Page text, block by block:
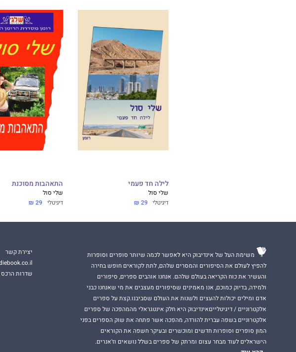
לילה חד פעמי
שלי סול
דיגיטלי 29 ₪
התאהבות מסוכנת
שלי סול
דיגיטלי 29 ₪
משימת העל של אינדיבוק היא לאפשר לכמה שיותר סופרים וסופרות
להפיץ לעולם את הסיפורים והמסרים שלהם, לתת לקוראים חופש בחירה
והעשיר את כוח הקריאה בעולם שלהם. אנחנו אוהבים ספרים, סיפורים
ולמידה, בדיוק כמוכם, אנו מאמינים שסיפורים מעצבים את מי שאנחנו כבני
אדם ומילים יכולות להעצים ולשנות את העולם שסביבנו.קצת על ספרים
אלקטרוניים / דיגיטלייםאינדיבוק היא חלק אינטגראלי מהמהפכה של ספרים
אלקטרוניים בשפה עברית להורדה, מהפכה אשר פתחה את שוק הספרים בפני
המון סופרים וסופרות חדשים ומוכשרים ובעיקר חשפה את הקוראים
הישראלים לעוד מבחר עצום ומרתק של ספרים בשלל נושאים וז'אנרים.
יצירת קשר
שדרות הרכס 13, מודיעין